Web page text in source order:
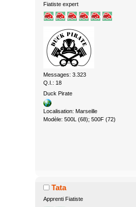
Fiatiste expert
Messages: 3.323
Q.I.: 18
Duck Pirate
Localisation: Marseille
Modèle: 500L (68); 500F (72)
Tata
Apprenti Fiatiste